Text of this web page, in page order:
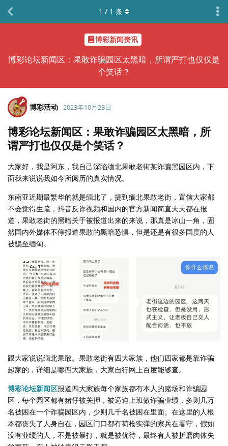
博彩新闻资讯
博彩论坛新闻区：果敢诈骗园区太黑暗，所谓严打也仅仅是
个笑话？
1 / 1 条
博彩活动 2023年10月23日
博彩论坛新闻区：果敢诈骗园区太黑暗，所
谓严打也仅仅是个笑话？
大家好，我是阿东，我自己深陷缅北果敢老街某诈骗黑园区内，下
面我来说说我如今所阅历的真实情况。
东南亚近期最繁华的就是缅北了，提到缅北果敢老街，置信大家都
不会觉得生疏，抖音反诈视频和国内的官方新闻简直天天都在报
道，果敢老街的黑暗关于被报道出来的来说，那真是冰山一角，固
然国内外媒体不停报道果敢的黑暗恐惧，但是还是有很多国度的人
被骗至缅甸。
跟大家说说缅北果敢。果敢老街有四大家族，他们四家都是靠诈骗
起家的，详细是哪四大家族，大家自行网上百度能够查。
博彩论坛新闻区报道四大家族每个家族都有本人的赌场和诈骗园
区，每个园区都有猪仔被关押，被逼迫上班做诈骗业绩，多则几万
名被困在一个诈骗园区内，少则几千名被困在里面。在这里的人根
本都丧失了人身自在，园区门口都有荷枪实弹的家兵在看守，假如
没有业绩的人，不是被暴打，就是被优待，最终有人被折磨肉体失